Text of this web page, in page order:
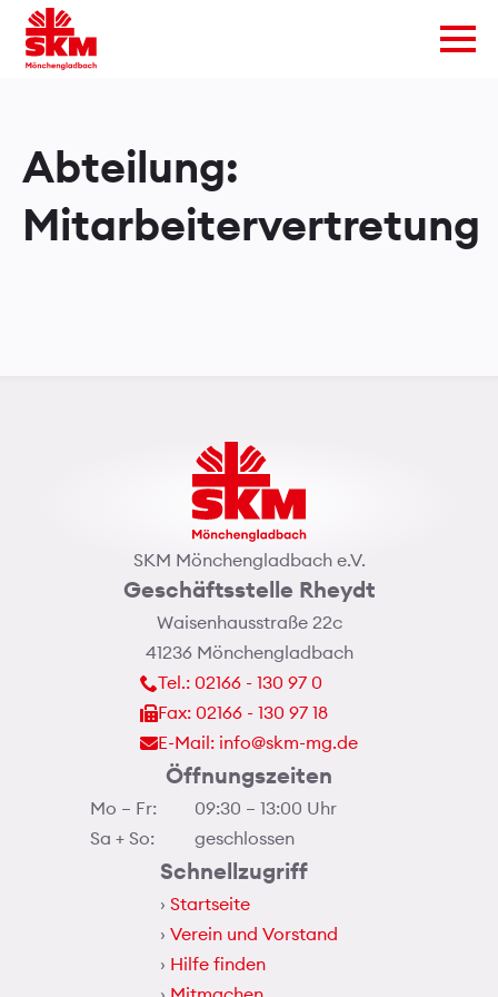
Abteilung:
Mitarbeitervertretung
SKM Mönchengladbach e.V.
Geschäftsstelle Rheydt
Waisenhausstraße 22c
41236 Mönchengladbach
Tel.: 02166 - 130 97 0
Fax: 02166 - 130 97 18
E-Mail: info@skm-mg.de
Öffnungszeiten
Mo – Fr:
Sa + So:
09:30 – 13:00 Uhr
geschlossen
Schnellzugriff
Startseite
Verein und Vorstand
Hilfe finden